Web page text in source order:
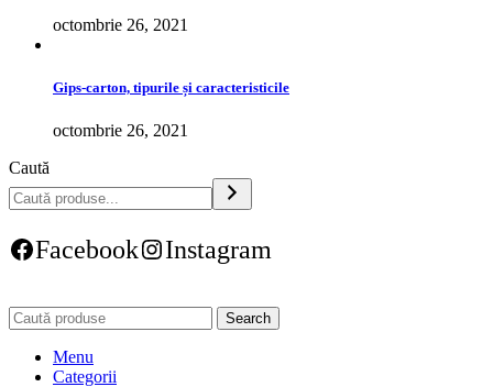
octombrie 26, 2021
Gips-carton, tipurile și caracteristicile
octombrie 26, 2021
Caută
Facebook Instagram
Search
Menu
Categorii